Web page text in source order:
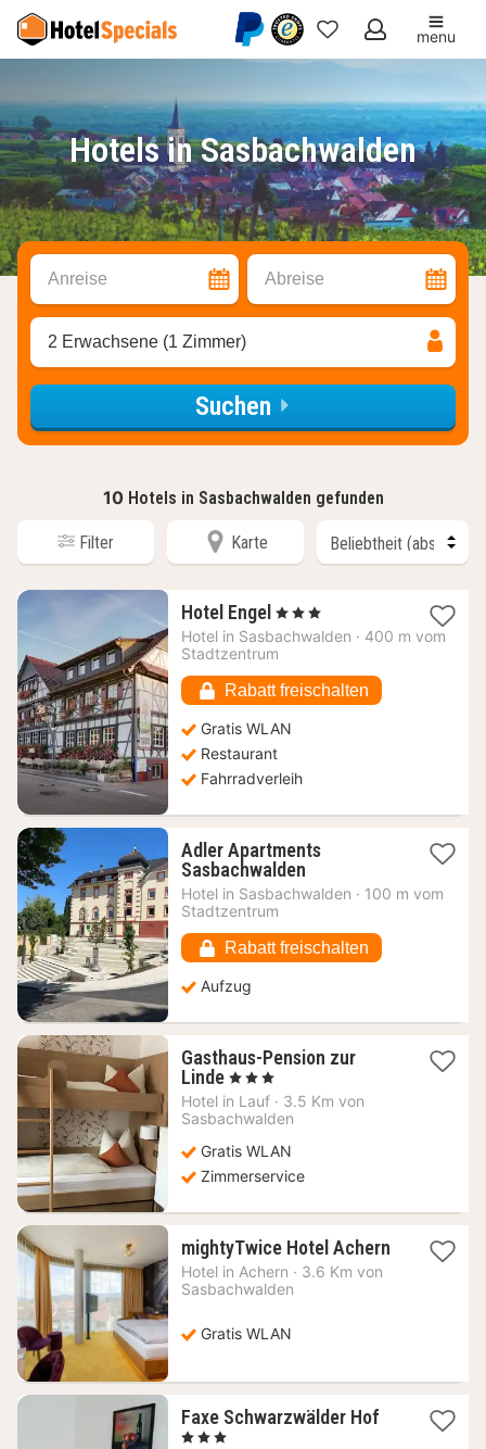
Meine
menu
Hotels in Sasbachwalden
Anreise Abreise
2 Erwachsene (1 Zimmer)
Suchen
10 Hotels in Sasbachwalden gefunden
Filter Karte
Hotel Engel 1
Nacht
ab
€
, 3 Sterne
Hotel in Sasbachwalden · 400 m vom
Stadtzentrum
Rabatt freischalten
Gratis WLAN
Restaurant
Fahrradverleih
Adler Apartments
Sasbachwalden1
Nacht
€
Hotel in Sasbachwalden · 100 m vom
Stadtzentrum
Rabatt freischalten
Aufzug
Gasthaus-Pension zur
Linde 1
Nacht
ab
€
, 3 Sterne
Hotel in Lauf · 3.5 Km von
Sasbachwalden
Gratis WLAN
Zimmerservice
mightyTwice Hotel Achern1
Hotel in Achern · 3.6 Km von
Sasbachwalden
Gratis WLAN
Faxe Schwarzwälder Hof1
, 3 Sterne